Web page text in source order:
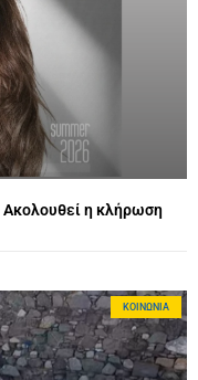
Ακολουθεί η κλήρωση
ΚΟΙΝΩΝΊΑ